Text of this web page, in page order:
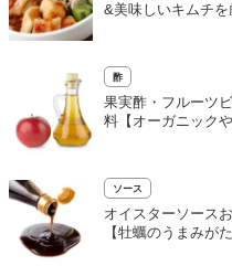
&美味しいキムチを
酢
果実酢・フルーツ
料【オーガニック
ソース
オイスターソース
【牡蠣のうまみが